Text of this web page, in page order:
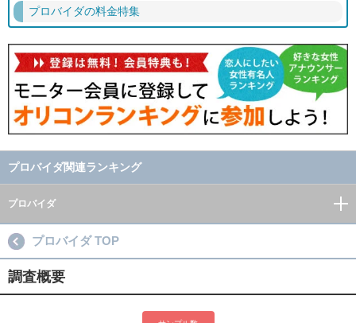
プロバイダの料金特集
プロバイダ関連ランキング
プロバイダ
プロバイダ TOP
調査概要